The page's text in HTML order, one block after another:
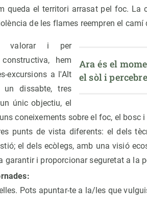
queda el territori arrasat pel foc. La
de les flames reempren el camí
Ara és el
el sòl i
valorar i per
hem
excursions a l'Alt
un dissabte, tres
únic objectiu, el
coneixements sobre el foc, el bosc i
punts de vista diferents: el dels
el dels ecòlegs, amb una visió
garantir i proporcionar seguretat a la
Pots apuntar-te a la/les que